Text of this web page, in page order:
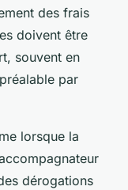
des frais
doivent être
souvent en
par
lorsque la
dérogations